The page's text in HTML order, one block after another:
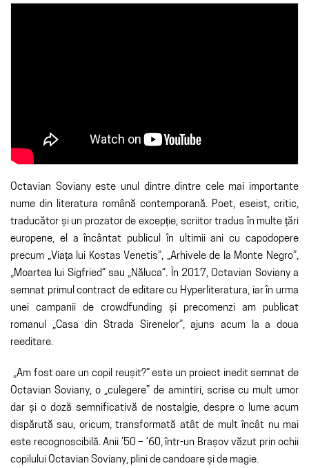
Octavian Soviany este unul dintre dintre cele mai importante
nume din literatura română contemporană. Poet, eseist, critic,
traducător și un prozator de excepție, scriitor tradus în multe țări
europene, el a încântat publicul în ultimii ani cu capodopere
precum „Viața lui Kostas Venetis”, „Arhivele de la Monte Negro”,
„Moartea lui Sigfried” sau „Năluca”. În 2017, Octavian Soviany a
semnat primul contract de editare cu Hyperliteratura, iar în urma
unei campanii de crowdfunding și precomenzi am publicat
romanul „Casa din Strada Sirenelor”, ajuns acum la a doua
reeditare.
„Am fost oare un copil reușit?” este un proiect inedit semnat de
Octavian Soviany, o „culegere” de amintiri, scrise cu mult umor
dar și o doză semnificativă de nostalgie, despre o lume acum
dispărută sau, oricum, transformată atât de mult încât nu mai
este recognoscibilă. Anii ’50 – ’60, într-un Brașov văzut prin ochii
copilului Octavian Soviany, plini de candoare și de magie.